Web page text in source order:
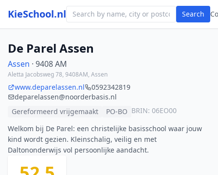
KieSchool.nl Search
De Parel Assen
Assen · 9408 AM
Aletta Jacobsweg 78, 9408AM, Assen
www.deparelassen.nl
0592342819
deparelassen@noorderbasis.nl
Gereformeerd vrijgemaakt
PO-BO BRIN: 06EO00
Welkom bij De Parel: een christelijke basisschool waar jouw
kind wordt gezien. Kleinschalig, veilig en met
Daltononderwijs vol persoonlijke aandacht.